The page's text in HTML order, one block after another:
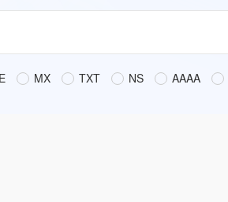
MX TXT NS AAAA